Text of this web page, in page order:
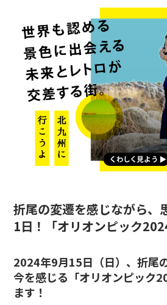
折尾の変遷を感じながら、
1日！「オリオンピック
2024年9月15日（日）、折尾
今を感じる「オリオンピック
ます！